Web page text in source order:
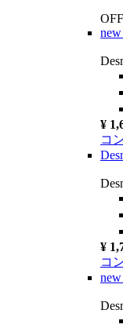
new
¥
コ
¥
コ
new